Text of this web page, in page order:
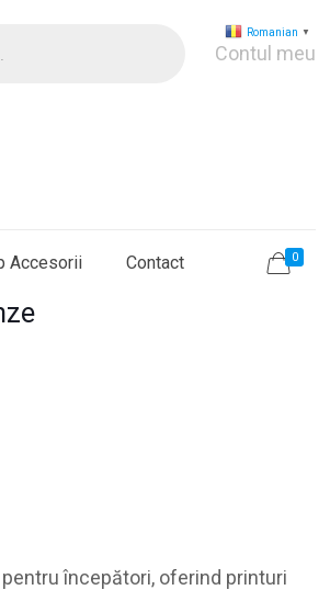
Contul meu
Accesorii Contact 0
începători, oferind printuri
Romanian ▼